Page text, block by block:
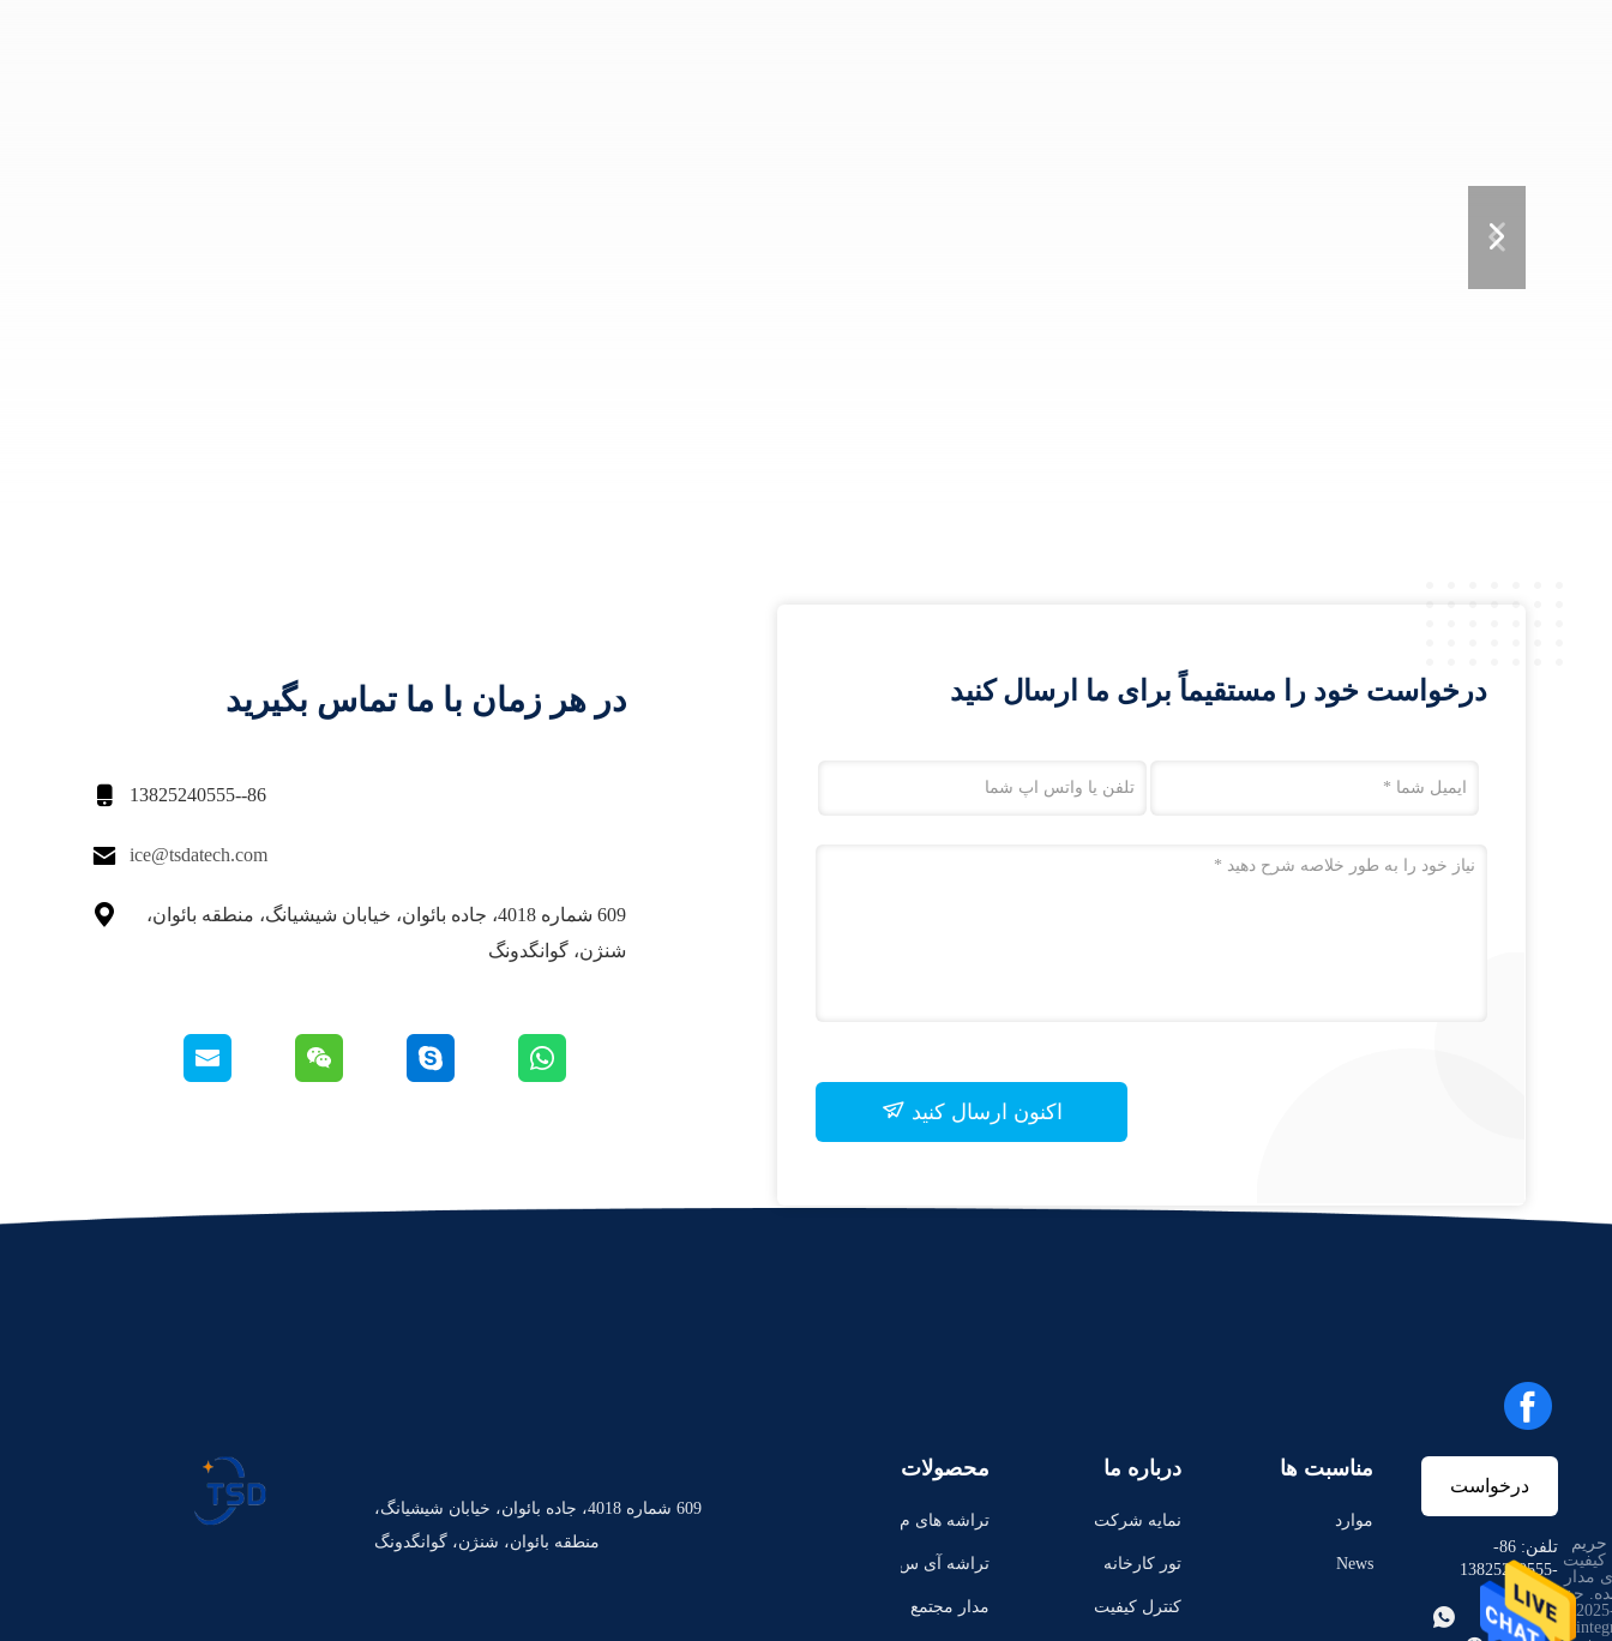
در هر زمان با ما تماس بگیرید
 86--13825240555
 ice@tsdatech.com

609 شماره 4018، جاده بائوان، خیابان شیشیانگ، منطقه بائوان،
شنژن، گوانگدونگ
درخواست خود را مستقیماً برای ما ارسال کنید
اکنون ارسال کنید
609 شماره 4018، جاده بائوان، خیابان شیشیانگ،
منطقه بائوان، شنژن، گوانگدونگ
محصولات
تراشه های م
دار مجتمع
تراشه آی س
ی حافظه فل
مدار مجتمع
درباره ما
نمایه شرکت
تور کارخانه
کنترل کیفیت
مناسبت ها
موارد
News
درخواست
نقل قول
تلفن: 86-
-13825240555


مدار
حق
چاپ © 2023-2025